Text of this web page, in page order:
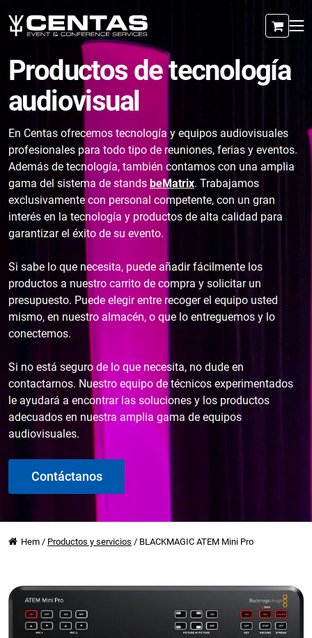
Productos de tecnología
audiovisual
En Centas ofrecemos tecnología y equipos audiovisuales
profesionales para todo tipo de reuniones, ferias y eventos.
Además de tecnología, también contamos con una amplia
gama del sistema de stands beMatrix. Trabajamos
exclusivamente con personal competente, con un gran
interés en la tecnología y productos de alta calidad para
garantizar el éxito de su evento.
Si sabe lo que necesita, puede añadir fácilmente los
productos a nuestro carrito de compra y solicitar un
presupuesto. Puede elegir entre recoger el equipo usted
mismo, en nuestro almacén, o que lo entreguemos y lo
conectemos.
Si no está seguro de lo que necesita, no dude en
contactarnos. Nuestro equipo de técnicos experimentados
le ayudará a encontrar las soluciones y los productos
adecuados en nuestra amplia gama de equipos
audiovisuales.
Contáctanos
Hem / Productos y servicios / BLACKMAGIC ATEM Mini Pro